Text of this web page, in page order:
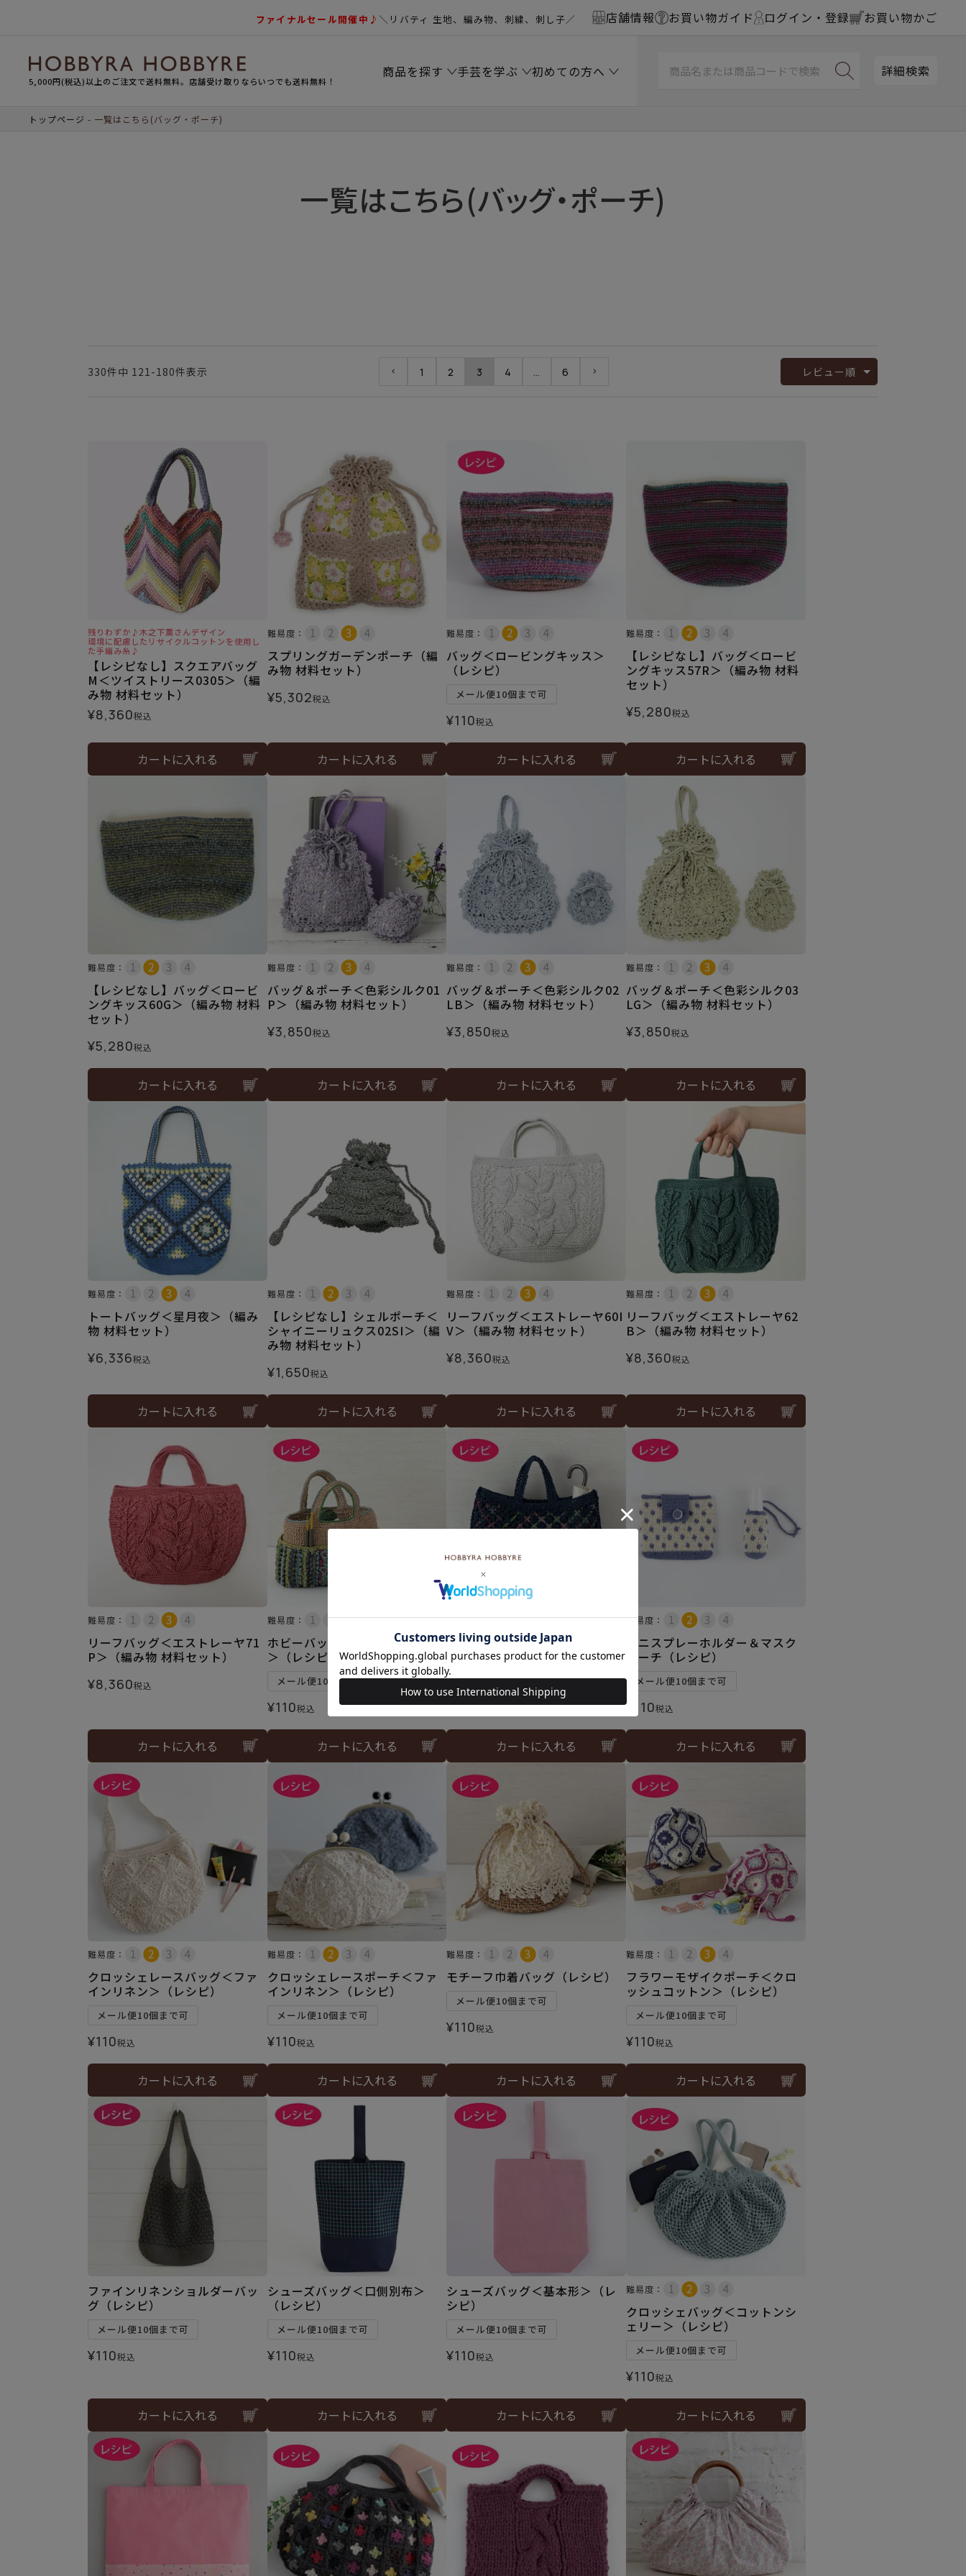
ファイナルセール開催中♪＼リバティ 生地、編み物、刺繍、刺し子／ 店舗情報 お買い物ガイド ログイン・登録 お買い物かご
5,000円(税込)以上のご注文で送料無料。店舗受け取りならいつでも送料無料！
商品を探す 手芸を学ぶ 初めての方へ 詳細検索
トップページ 一覧はこちら(バッグ・ポーチ)
一覧はこちら(バッグ・ポーチ)
レビュー順
330件中 121 -180件表示 1 2 3 4 6
残りわずか♪木之下薫さんデザイン
環境に配慮したリサイクルコットンを使用し
た手編み糸♪
【レシピなし】スクエアバッグ
M＜ツイストリース0305＞（編
み物 材料セット）
¥8,360税込
カートに入れる
難易度：
スプリングガーデンポーチ（編
み物 材料セット）
¥5,302税込
カートに入れる
難易度：
バッグ＜ロービングキッス＞
（レシピ）
メール便10個まで可
¥110税込
カートに入れる
難易度：
【レシピなし】バッグ＜ロービ
ングキッス57R＞（編み物 材料
セット）
¥5,280税込
カートに入れる
難易度：
【レシピなし】バッグ＜ロービ
ングキッス60G＞（編み物 材料
セット）
¥5,280税込
カートに入れる
難易度：
バッグ＆ポーチ＜色彩シルク01
P＞（編み物 材料セット）
¥3,850税込
カートに入れる
難易度：
バッグ＆ポーチ＜色彩シルク02
LB＞（編み物 材料セット）
¥3,850税込
カートに入れる
難易度：
バッグ＆ポーチ＜色彩シルク03
LG＞（編み物 材料セット）
¥3,850税込
カートに入れる
難易度：
トートバッグ＜星月夜＞（編み
物 材料セット）
¥6,336税込
カートに入れる
難易度：
【レシピなし】シェルポーチ＜
シャイニーリュクス02SI＞（編
み物 材料セット）
¥1,650税込
カートに入れる
難易度：
リーフバッグ＜エストレーヤ60I
V＞（編み物 材料セット）
¥8,360税込
カートに入れる
難易度：
リーフバッグ＜エストレーヤ62
B＞（編み物 材料セット）
¥8,360税込
カートに入れる
難易度：
リーフバッグ＜エストレーヤ71
P＞（編み物 材料セット）
¥8,360税込
カートに入れる
難易度：
ホビーバッグ＜ラフィスグラン
＞（レシピ）
メール便10個まで可
¥110税込
カートに入れる
難易度：
ネットバッグ＜ラフィスグラン
＞（レシピ）
メール便10個まで可
¥110税込
カートに入れる
難易度：
ミニスプレーホルダー＆マスク
ポーチ（レシピ）
メール便10個まで可
¥ 110税込
カートに入れる
難易度：
クロッシェレースバッグ＜ファ
インリネン＞（レシピ）
メール便10個まで可
¥110税込
カートに入れる
難易度：
クロッシェレースポーチ＜ファ
インリネン＞（レシピ）
メール便10個まで可
¥110税込
カートに入れる
難易度：
モチーフ巾着バッグ（レシピ）
メール便10個まで可
¥110税込
カートに入れる
難易度：
フラワーモザイクポーチ＜クロ
ッシュコットン＞（レシピ）
メール便10個まで可
¥110税込
カートに入れる
ファインリネンショルダーバッ
グ（レシピ）
メール便10個まで可
¥110税込
カートに入れる
シューズバッグ＜口側別布＞
（レシピ）
メール便10個まで可
¥110税込
カートに入れる
シューズバッグ＜基本形＞（レ
シピ）
メール便10個まで可
¥110税込
カートに入れる
難易度：
クロッシェバッグ＜コットンシ
ェリー＞（レシピ）
メール便10個まで可
¥110税込
カートに入れる